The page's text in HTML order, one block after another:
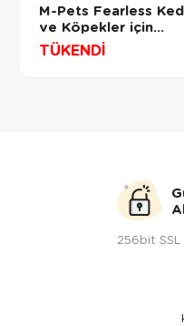
M-Pets Fearless
ve Köpekler için
Ultrasonik Pire Ve
Kovucu
TÜKENDİ
256bit